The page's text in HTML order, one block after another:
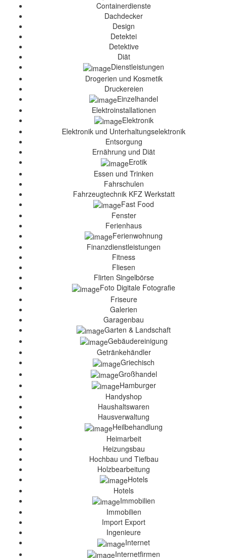
Containerdienste
Dachdecker
Design
Detektei
Detektive
Diät
Dienstleistungen
Drogerien und Kosmetik
Druckereien
Einzelhandel
Elektroinstallationen
Elektronik
Elektronik und Unterhaltungselektronik
Entsorgung
Ernährung und Diät
Erotik
Essen und Trinken
Fahrschulen
Fahrzeugtechnik KFZ Werkstatt
Fast Food
Fenster
Ferienhaus
Ferienwohnung
Finanzdienstleistungen
Fitness
Fliesen
Flirten Singelbörse
Foto Digitale Fotografie
Friseure
Galerien
Garagenbau
Garten & Landschaft
Gebäudereinigung
Getränkehändler
Griechisch
Großhandel
Hamburger
Handyshop
Haushaltswaren
Hausverwaltung
Heilbehandlung
Heimarbeit
Heizungsbau
Hochbau und Tiefbau
Holzbearbeitung
Hotels
Hotels
Immobilien
Immobilien
Import Export
Ingenieure
Internet
Internetfirmen